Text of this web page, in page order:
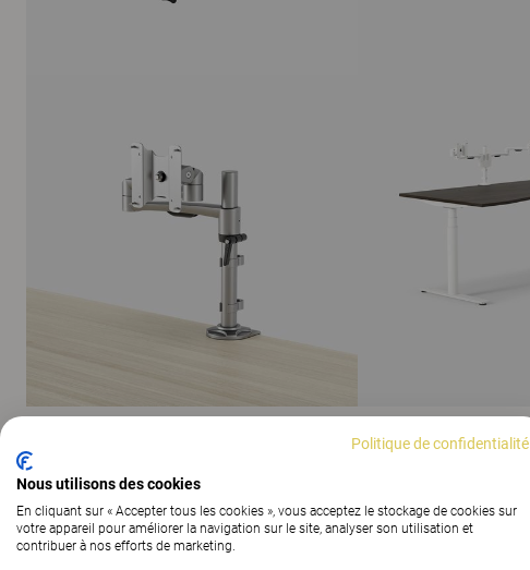
AFFICHER TOUTES LES IMAGES
Politique de confidentialité
Nous utilisons des cookies
En cliquant sur « Accepter tous les cookies », vous acceptez le stockage de cookies sur
votre appareil pour améliorer la navigation sur le site, analyser son utilisation et
contribuer à nos efforts de marketing.